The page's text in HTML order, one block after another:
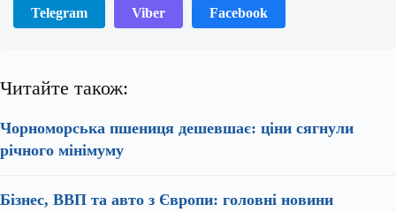
Telegram Viber Facebook
Читайте також:
Чорноморська пшениця дешевшає: ціни сягнули
річного мінімуму
Бізнес, ВВП та авто з Європи: головні новини